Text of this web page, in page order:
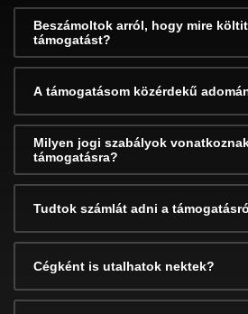
Beszámoltok arról, hogy mire
támogatást?
A támogatásom közérdekű
Milyen jogi szabályok
támogatásra?
Tudtok számlát adni a
Cégként is utalhatok nektek?